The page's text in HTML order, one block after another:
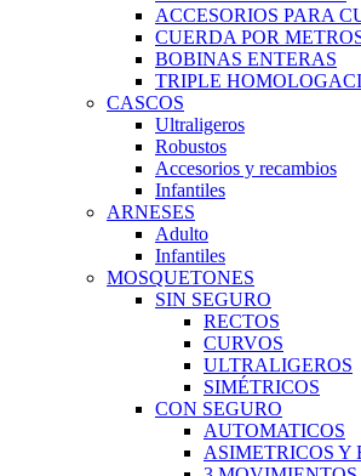
ACCESORIOS PARA
CUERDA POR
BOBINAS ENTERAS
TRIPLE
CASCOS
Ultraligeros
Robustos
Accesorios y recambios
Infantiles
ARNESES
Adulto
Infantiles
MOSQUETONES
SIN SEGURO
RECTOS
CURVOS
ULTRALIGEROS
SIMÉTRICOS
CON SEGURO
AUTOMATICOS
ASIMETRICOS Y